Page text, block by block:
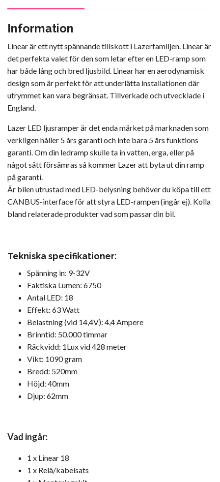
Information
Linear är ett nytt spännande tillskott i Lazerfamiljen. Linear är
det perfekta valet för den som letar efter en LED-ramp som
har både lång och bred ljusbild. Linear har en aerodynamisk
design som är perfekt för att underlätta installationen där
utrymmet kan vara begränsat. Tillverkade och utvecklade i
England.
Lazer LED ljusramper är det enda märket på marknaden som
verkligen håller 5 års garanti och inte bara 5 års funktions
garanti. Om din ledramp skulle ta in vatten, erga, eller på
något sätt försämras så kommer Lazer att byta ut din ramp
på garanti.
Är bilen utrustad med LED-belysning behöver du köpa till ett
CANBUS-interface för att styra LED-rampen (ingår ej). Kolla
bland relaterade produkter vad som passar din bil.
Tekniska specifikationer:
Spänning in: 9-32V
Faktiska Lumen: 6750
Antal LED: 18
Effekt: 63 Watt
Belastning (vid 14,4V): 4,4 Ampere
Brinntid: 50.000 timmar
Räckvidd: 1Lux vid 428 meter
Vikt: 1090 gram
Bredd: 520mm
Höjd: 40mm
Djup: 62mm
Vad ingår:
1 x Linear 18
1 x Relä/kabelsats